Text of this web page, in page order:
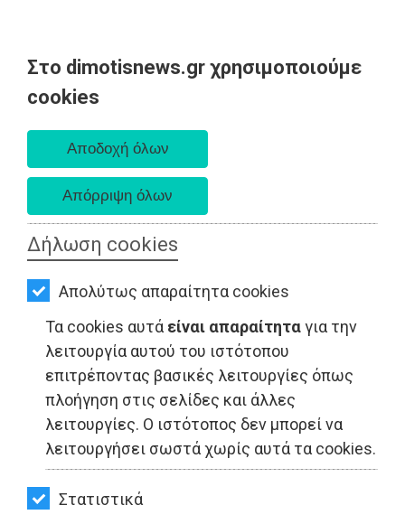
Στο dimotisnews.gr χρησιμοποιούμε
cookies
Δήλωση cookies
Απολύτως απαραίτητα cookies
Τα cookies αυτά είναι απαραίτηταγια την
λειτουργία αυτού του ιστότοπου
επιτρέποντας βασικές λειτουργίες όπως
πλοήγηση στις σελίδες και άλλες
λειτουργίες. Ο ιστότοπος δεν μπορεί να
λειτουργήσει σωστά χωρίς αυτά τα cookies.
Στατιστικά
AΡΧΙΚΗ
ΕΙΔΗΣΕΙΣ
ΠΟΛΙΤΙΚΗ
ΤΟΠΙΚΗ
ΑΥΤΟΔΙΟΙΚΗΣΗ
ΟΙΚΟΝΟΜΙΑ
ΑΘΛΗΤΙΣΜΟΣ
ΠΟΛΙΤΙΣΜΟΣ
ΣΠΙΤΙ-
ΚΗΠΟΣ
ΥΓΕΙΑ
LIFESTYLE
ΤΟΠΙΚΗ ΑΥΤΟΔΙΟΙΚΗΣΗ - Αττική